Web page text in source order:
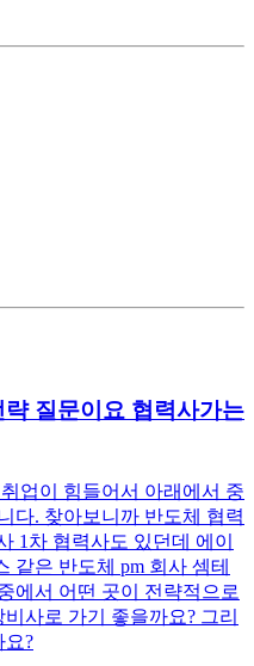
질문이요 협력사가는
업이 힘들어서 아래에서 중
다. 찾아보니까 반도체 협력
1차 협력사도 있던데 에이
같은 반도체 pm 회사 셈테
에서 어떤 곳이 전략적으로
사로 가기 좋을까요? 그리
요?